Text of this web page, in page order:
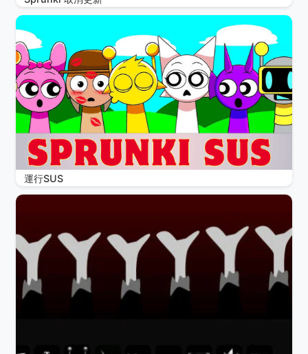
運行SUS